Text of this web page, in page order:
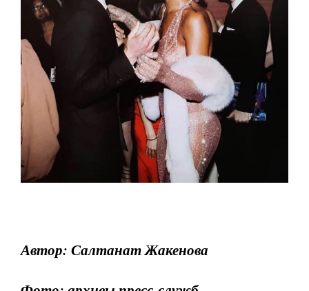
Автор: Салтанат Жакенова